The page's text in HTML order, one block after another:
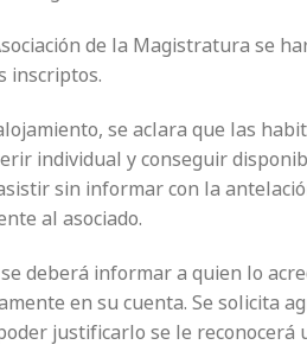
de la Magistratura se
inscriptos.
se aclara que las
individual y conseguir
sin informar con la
al asociado.
deberá informar a quien lo
en su cuenta. Se solicita
justificarlo se le